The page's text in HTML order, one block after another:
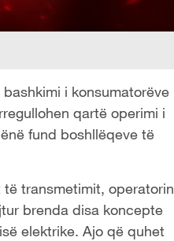
i konsumatorëve
qartë operimi i
fund boshllëqeve të
transmetimit, operatorin
brenda disa koncepte
elektrike. Ajo që quhet